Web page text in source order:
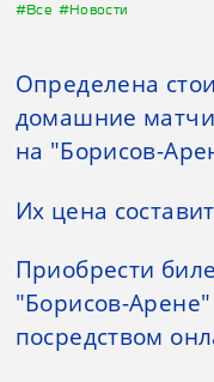
#Все #Новости
Определена
домашние
на "Борисов-
Их цена
Приобрести
"Борисов-
посредством